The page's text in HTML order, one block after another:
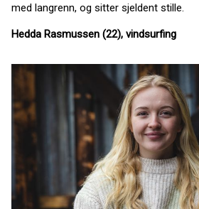
med langrenn, og sitter sjeldent stille.
Hedda Rasmussen (22), vindsurfing